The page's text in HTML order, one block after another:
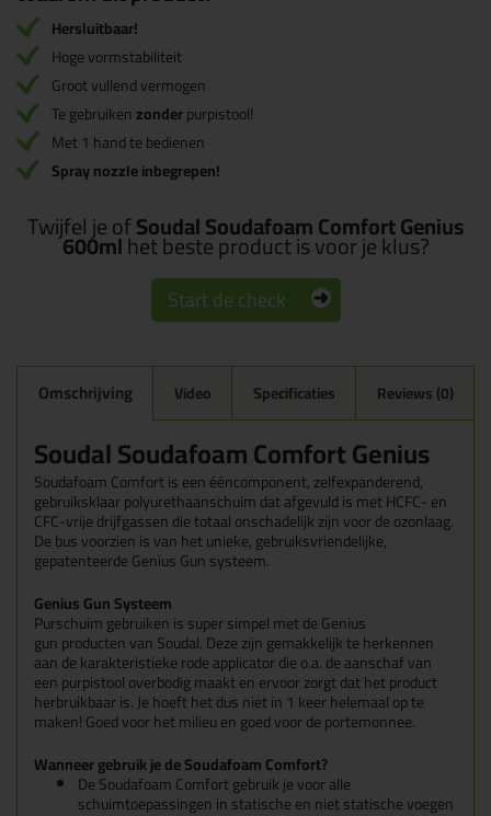
Hersluitbaar!
Hoge vormstabiliteit
Groot vullend vermogen
Te gebruikenzonderpurpistool!
Met 1 hand te bedienen
Spray nozzle inbegrepen!
Twijfel je ofSoudal Soudafoam Comfort Genius
600mlhet beste product is voor je klus?
Start de check
Omschrijving Video Specificaties Reviews (0)
Soudal Soudafoam Comfort Genius
Soudafoam Comfort is een ééncomponent, zelfexpanderend,
gebruiksklaar polyurethaanschuim dat afgevuld is met HCFC- en
CFC-vrije drijfgassen die totaal onschadelijk zijn voor de ozonlaag.
De bus voorzien is van het unieke, gebruiksvriendelijke,
gepatenteerde Genius Gun systeem.
Genius Gun Systeem
Purschuim gebruiken is super simpel met deGenius
gunproducten van Soudal. Deze zijn gemakkelijk te herkennen
aan de karakteristieke rode applicator die o.a. de aanschaf van
een purpistool overbodig maakt en ervoor zorgt dat het product
herbruikbaar is. Je hoeft het dus niet in 1 keer helemaal op te
maken! Goed voor het milieu en goed voor de portemonnee.
Wanneer gebruik je de Soudafoam Comfort?
De Soudafoam Comfort gebruik je voor alle
schuimtoepassingen in statische en niet statische voegen